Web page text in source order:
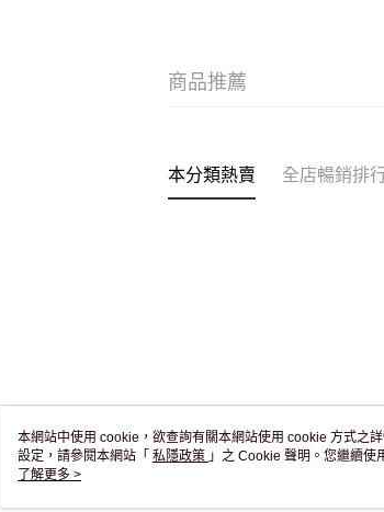
商品推薦
本分類熱賣 全店暢銷排
關於我們
本網站中使用 cookie，欲查詢有關本網站使用 cookie 方式之
設定，請參閱本網站「 私隱政策 」之 Cookie 聲明。您繼續使
用 cookie。
了解更多 >